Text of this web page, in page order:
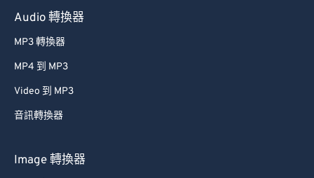
Audio 轉換器
MP3 轉換器
MP4 到 MP3
Video 到 MP3
音訊轉換器
Image 轉換器